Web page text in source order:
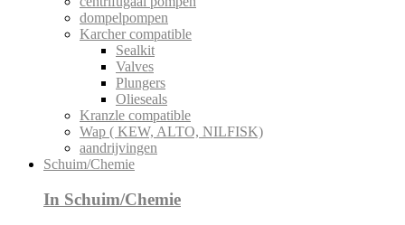
dompelpompen
Karcher compatible
Sealkit
Valves
Plungers
Olieseals
Kranzle compatible
Wap ( KEW, ALTO, NILFISK)
aandrijvingen
Schuim/Chemie
In Schuim/Chemie